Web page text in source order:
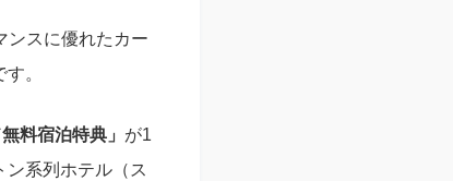
ンスに優れたカー
。
料宿泊特典」 が1
系列ホテル（ス